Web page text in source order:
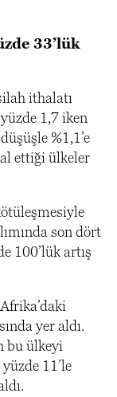
33’lük
ithalatı
1,7 iken
%1,1’e
ettiği ülkeler
son dört
100’lük artış
yer aldı.
bu ülkeyi
11’le